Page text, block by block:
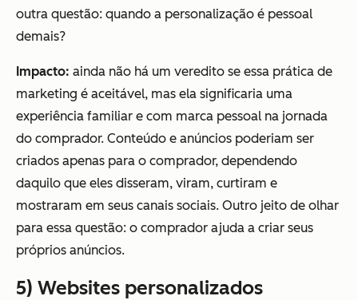
outra questão: quando a personalização é pessoal
demais?
Impacto: ainda não há um veredito se essa prática de
marketing é aceitável, mas ela significaria uma
experiência familiar e com marca pessoal na jornada
do comprador. Conteúdo e anúncios poderiam ser
criados apenas para o comprador, dependendo
daquilo que eles disseram, viram, curtiram e
mostraram em seus canais sociais. Outro jeito de olhar
para essa questão: o comprador ajuda a criar seus
próprios anúncios.
5) Websites personalizados